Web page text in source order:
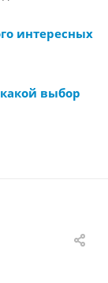
интересных
какой выбор